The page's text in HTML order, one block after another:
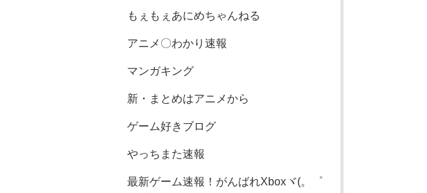
もぇもぇあにめちゃんねる
アニメ〇わかり速報
マンガキング
新・まとめはアニメから
ゲーム好きブログ
やっちまた速報
最新ゲーム速報！がんばれXboxヾ(。゜